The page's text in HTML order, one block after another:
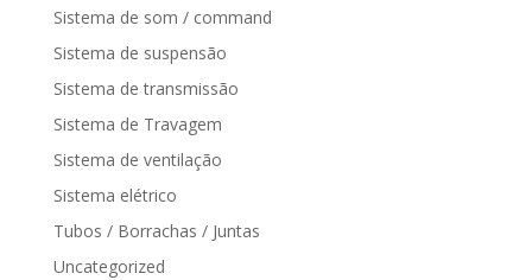
Sistema de som / command
Sistema de suspensão
Sistema de transmissão
Sistema de Travagem
Sistema de ventilação
Sistema elétrico
Tubos / Borrachas / Juntas
Uncategorized